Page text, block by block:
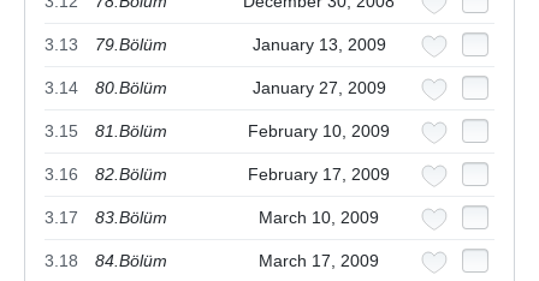
3.13 79.Bölüm January 13, 2009
3.14 80.Bölüm January 27, 2009
3.15 81.Bölüm February 10, 2009
3.16 82.Bölüm February 17, 2009
3.17 83.Bölüm March 10, 2009
3.18 84.Bölüm March 17, 2009